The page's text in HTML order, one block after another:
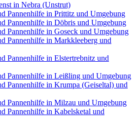
in Nebra (Unstrut)
Pannenhilfe in Prittitz und Umgebung
Pannenhilfe in Döbris und Umgebung
Pannenhilfe in Goseck und Umgebung
Pannenhilfe in Markkleeberg und
Pannenhilfe in Elstertrebnitz und
Pannenhilfe in Leißling und Umgebung
Pannenhilfe in Krumpa (Geiseltal) und
Pannenhilfe in Milzau und Umgebung
Pannenhilfe in Kabelsketal und